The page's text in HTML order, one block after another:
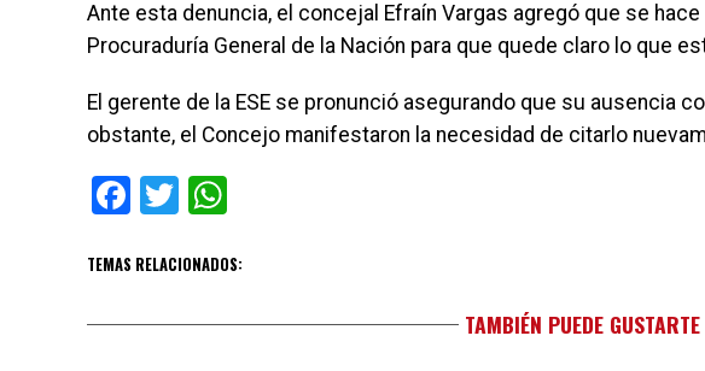
Ante esta denuncia, el concejal Efraín Vargas agregó que se
Procuraduría General de la Nación para que quede claro lo que
El gerente de la ESE se pronunció asegurando que su ausencia
obstante, el Concejo manifestaron la necesidad de citarlo
Facebook
Twitter
TEMAS RELACIONADOS:
TAMBIÉN PUEDE GUSTARTE